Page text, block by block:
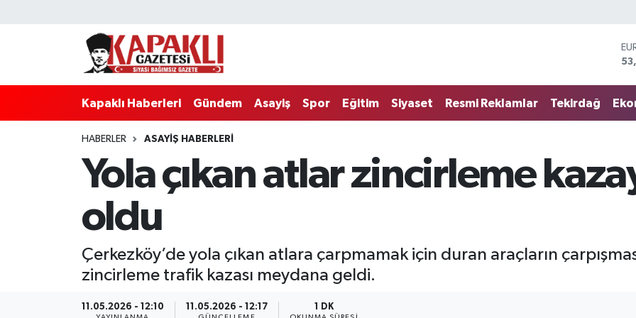
Kapaklı Haberleri Gündem Asayiş Spor Eğitim Siyaset Resmi Reklamlar Tekirdağ
HABERLER ASAYIŞ HABERLERI
Yola çıkan atlar zincirleme
oldu
Çerkezköy’de yola çıkan atlara çarpmamak için duran araçların
zincirleme trafik kazası meydana geldi.
11.05.2026 - 12:10 11.05.2026 - 12:17 1 DK
Kapaklı Haberleri
Resmi Reklamlar
Tekirdağ
Tekirdağ Nöbetçi Eczaneler
Tekirdağ Trafik Yoğunluk Haritası
Süper Lig Puan Durumu ve Fikstür
Tüm Manşetler
Son Dakika Haberleri
Haber Arşivi